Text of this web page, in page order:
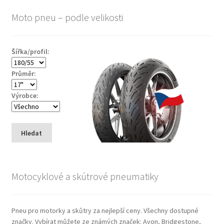
Moto pneu – podle velikosti
Šířka/profil:
Průměr:
Výrobce:
Hledat
Motocyklové a skútrové pneumatiky
Pneu pro motorky a skůtry za nejlepší ceny. Všechny dostupné
značky. Vybírat můžete ze známých značek: Avon, Bridgestone,